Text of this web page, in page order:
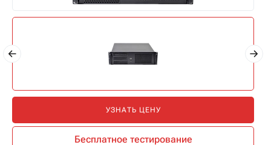
УЗНАТЬ ЦЕНУ
Бесплатное тестирование